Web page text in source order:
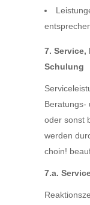
7. Service,
Schulung
Beratungs-
oder sonst
werden
choin!
7.a.